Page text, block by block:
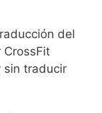
del
CrossFit
sin traducir